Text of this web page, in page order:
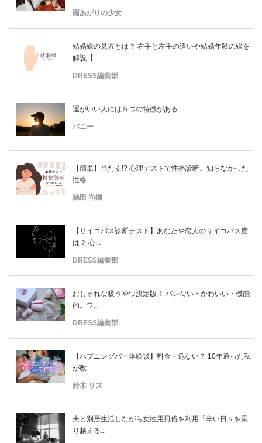
雨あがりの少女
結婚線の見方とは？ 右手と左手の違いや結婚年齢の線を
解説【...
DRESS編集部
運がいい人には５つの特徴がある
バニー
【簡単】当たる!? 心理テストで性格診断。知らなかった
性格...
脇田 尚揮
【サイコパス診断テスト】あなたや恋人のサイコパス度
は？ 心...
DRESS編集部
おしゃれな吸うやつ決定版！ バレない・かわいい・機能
的。ワ...
DRESS編集部
【ハプニングバー体験談】料金・危ない？ 10年通った私
が教...
鈴木 リズ
夫と別居生活しながら女性用風俗を利用「辛い日々を乗
り越える...